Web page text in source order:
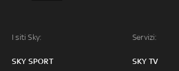
I siti Sky:
SKY SPORT
Servizi:
SKY TV